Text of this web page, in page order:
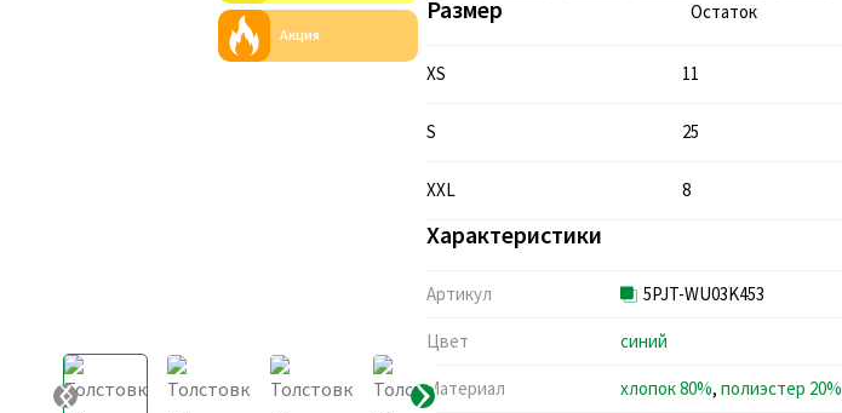
Акция
Размер Остаток
XS 11
S 25
XXL 8
Характеристики
Артикул 5PJT-WU03K453
Цвет синий
Материал хлопок 80%, полиэстер 20%